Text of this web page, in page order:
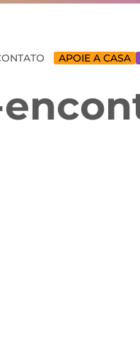
APOIE A CASA